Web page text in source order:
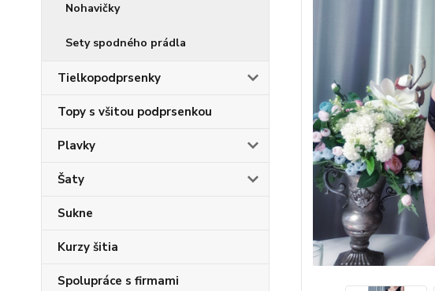
Nohavičky
Sety spodného prádla
Tielkopodprsenky
Topy s všitou podprsenkou
Plavky
Šaty
Sukne
Kurzy šitia
Spolupráce s firmami